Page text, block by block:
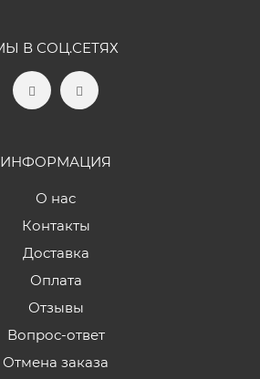
В СОЦ.СЕТЯХ
ИНФОРМАЦИЯ
О нас
Контакты
Доставка
Оплата
Отзывы
Вопрос-ответ
Отмена заказа